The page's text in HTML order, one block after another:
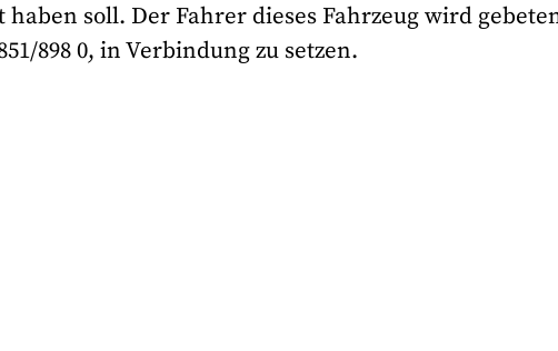
soll. Der Fahrer dieses Fahrzeug wird
898 0, in Verbindung zu setzen.